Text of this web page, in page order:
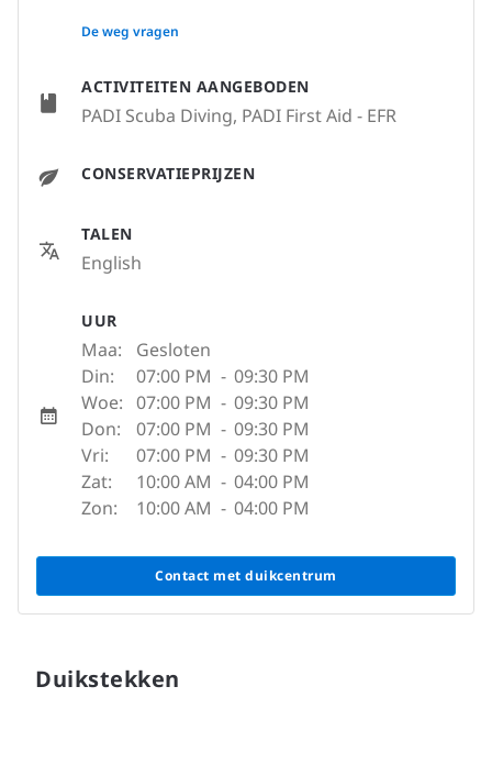
ACTIVITEITEN AANGEBODEN
PADI Scuba Diving, PADI First Aid - EFR
CONSERVATIEPRIJZEN
TALEN
English
UUR
Maa:
Gesloten
Din:
07:00 PM - 09:30 PM
Woe: 07:00 PM - 09:30 PM
Don:
07:00 PM - 09:30 PM
Vri:
07:00 PM - 09:30 PM
Zat:
10:00 AM - 04:00 PM
Zon:
10:00 AM - 04:00 PM
Contact met duikcentrum
None
De weg vragen
Duikstekken